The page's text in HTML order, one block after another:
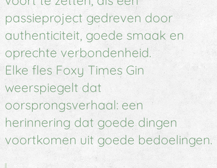
passieproject gedreven door
authenticiteit, goede smaak en
oprechte verbondenheid.
Elke fles Foxy Times Gin
weerspiegelt dat
oorsprongsverhaal: een
herinnering dat goede dingen
voortkomen uit goede bedoelingen.